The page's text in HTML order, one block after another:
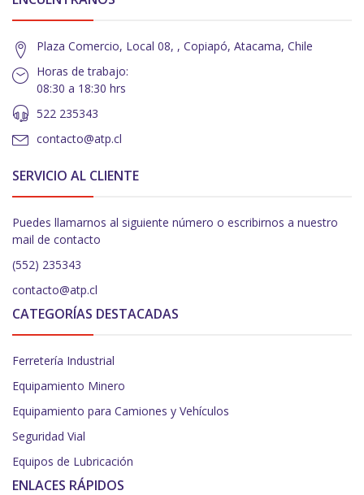
Plaza Comercio, Local 08, , Copiapó, Atacama, Chile
Horas de trabajo:
08:30 a 18:30 hrs
522 235343
contacto@atp.cl
SERVICIO AL CLIENTE
Puedes llamarnos al siguiente número o escribirnos a nuestro
mail de contacto
(552) 235343
contacto@atp.cl
CATEGORÍAS DESTACADAS
Ferretería Industrial
Equipamiento Minero
Equipamiento para Camiones y Vehículos
Seguridad Vial
Equipos de Lubricación
ENLACES RÁPIDOS